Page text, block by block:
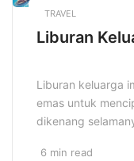
TRAVEL
Liburan
Liburan keluarga
emas untuk
dikenang
pengalaman
6 min read